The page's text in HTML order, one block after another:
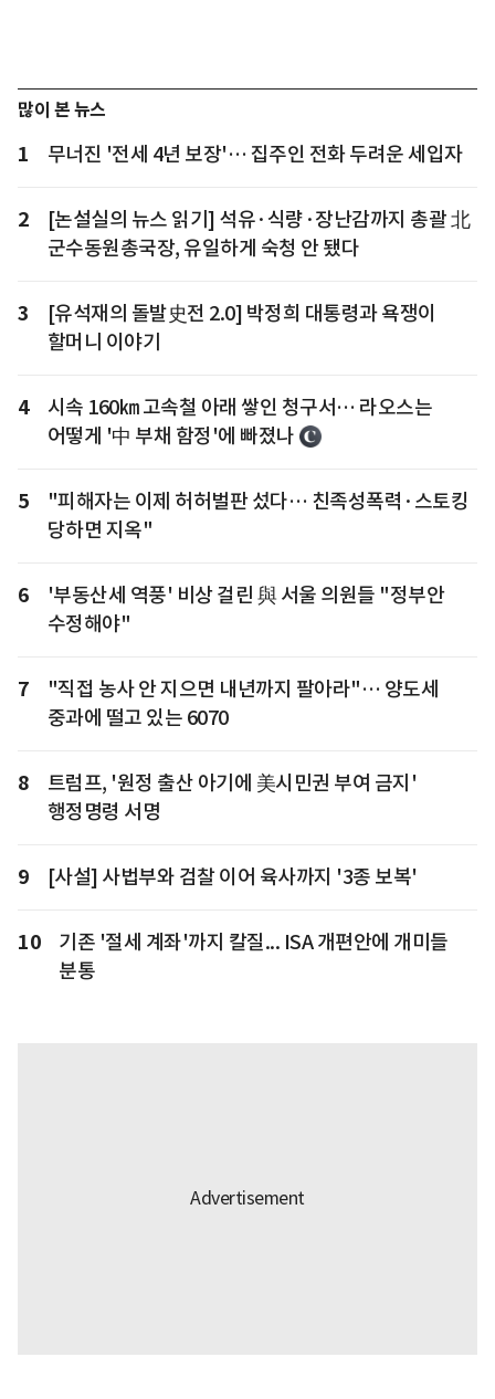
많이 본 뉴스
1 무너진 '전세 4년 보장'… 집주인 전화 두려운 세입자
2
[논설실의 뉴스 읽기] 석유·식량·장난감까지 총괄 北
군수동원총국장, 유일하게 숙청 안 됐다
3
[유석재의 돌발史전 2.0] 박정희 대통령과 욕쟁이
할머니 이야기
4
시속 160㎞ 고속철 아래 쌓인 청구서… 라오스는
어떻게 '中 부채 함정'에 빠졌나
5
"피해자는 이제 허허벌판 섰다… 친족성폭력·스토킹
당하면 지옥"
6
'부동산세 역풍' 비상 걸린 與 서울 의원들 "정부안
수정해야"
7
"직접 농사 안 지으면 내년까지 팔아라"… 양도세
중과에 떨고 있는 6070
8
트럼프, '원정 출산 아기에 美시민권 부여 금지'
행정명령 서명
9 [사설] 사법부와 검찰 이어 육사까지 '3종 보복'
10
기존 '절세 계좌'까지 칼질... ISA 개편안에 개미들
분통